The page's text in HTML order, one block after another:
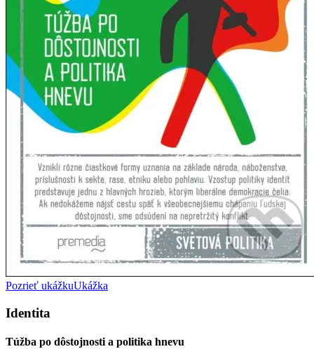
Pozrieť ukážkuUkážka
Identita
Túžba po dôstojnosti a politika hnevu